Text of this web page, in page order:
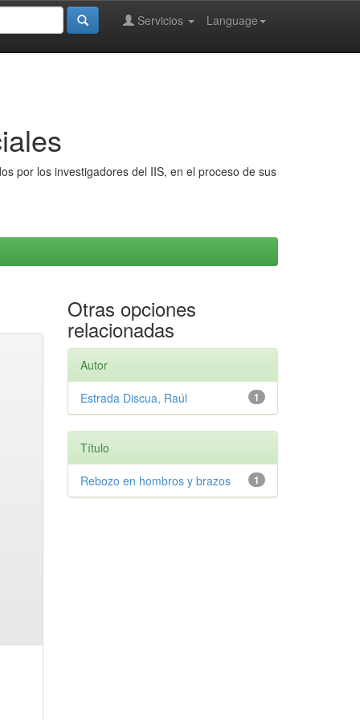
Language
Servicios
por los investigadores del IIS, en el proceso de sus
Otras opciones
relacionadas
Autor
1
Estrada Discua, Raúl
Título
1
Rebozo en hombros y brazos